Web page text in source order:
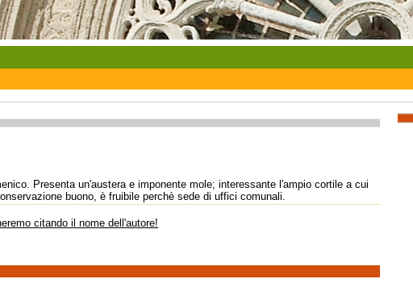
Presenta un'austera e imponente mole; interessante l'ampio cortile a cui
buono, è fruibile perchè sede di uffici comunali.
citando il nome dell'autore!